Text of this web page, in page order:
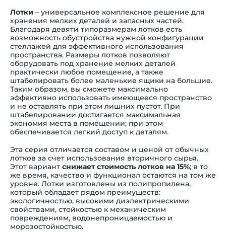
Лотки – универсальное комплексное решение для
хранения мелких деталей и запасных частей.
Благодаря девяти типоразмерам лотков есть
возможность обустройства нужной конфигурации
стеллажей для эффективного использования
пространства. Размеры лотков позволяют
оборудовать под хранение мелких деталей
практически любое помещение, а также
штабелировать более маленькие ящики на большие.
Таким образом, вы сможете максимально
эффективно использовать имеющееся пространство
и не оставлять при этом лишних пустот. При
штабелировании достигается максимальная
экономия места в помещении; при этом
обеспечивается легкий доступ к деталям.
Эта серия отличается составом и ценой от обычных
лотков за счет использования вторичного сырья.
Этот вариант снижает стоимость лотков на 15%; в то
же время, качество и функционал остаются на том же
уровне. Лотки изготовлены из полипропилена,
который обладает рядом преимуществ:
экологичностью, высокими диэлектрическими
свойствами, стойкостью к механическим
повреждениям, водонепроницаемостью и
морозостойкостью.